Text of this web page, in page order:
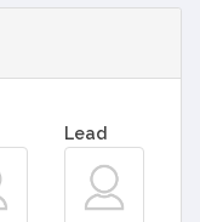
Lead